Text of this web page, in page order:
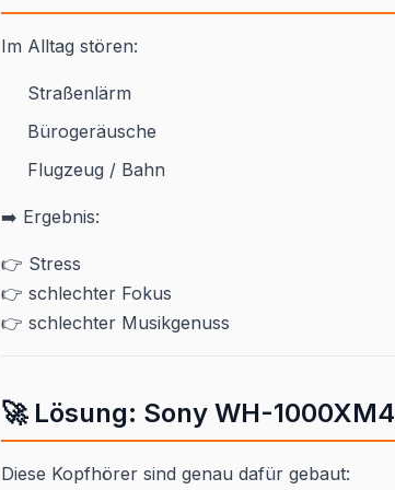
Im Alltag stören:
Straßenlärm
Bürogeräusche
Flugzeug / Bahn
➡️ Ergebnis:
👉 Stress
👉 schlechter Fokus
👉 schlechter Musikgenuss
🚀 Lösung: Sony WH-1000XM4
Diese Kopfhörer sind genau dafür gebaut: